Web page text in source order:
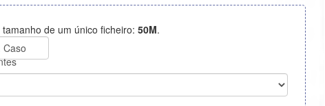
tamanho de um único ficheiro: 50M.
Caso